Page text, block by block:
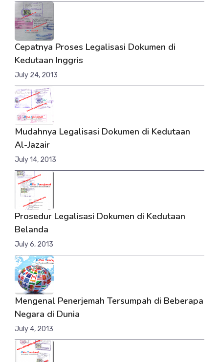
Cepatnya Proses Legalisasi Dokumen di
Kedutaan Inggris
July 24, 2013
Mudahnya Legalisasi Dokumen di Kedutaan
Al-Jazair
July 14, 2013
Prosedur Legalisasi Dokumen di Kedutaan
Belanda
July 6, 2013
Mengenal Penerjemah Tersumpah di Beberapa
Negara di Dunia
July 4, 2013